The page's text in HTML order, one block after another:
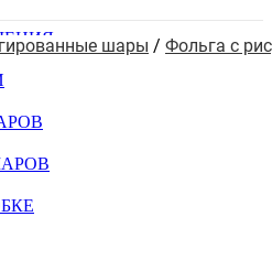
шары / Фольга с